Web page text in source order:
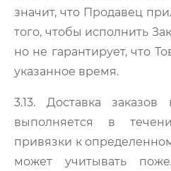
значит, что Продавец
того, чтобы исполнить
но не гарантирует, что
указанное время.
3.13. Доставка
выполняется в
привязки к
может учитывать